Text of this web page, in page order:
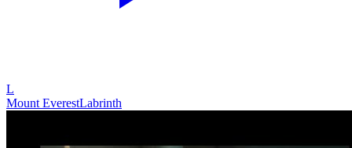
L
Mount EverestLabrinth